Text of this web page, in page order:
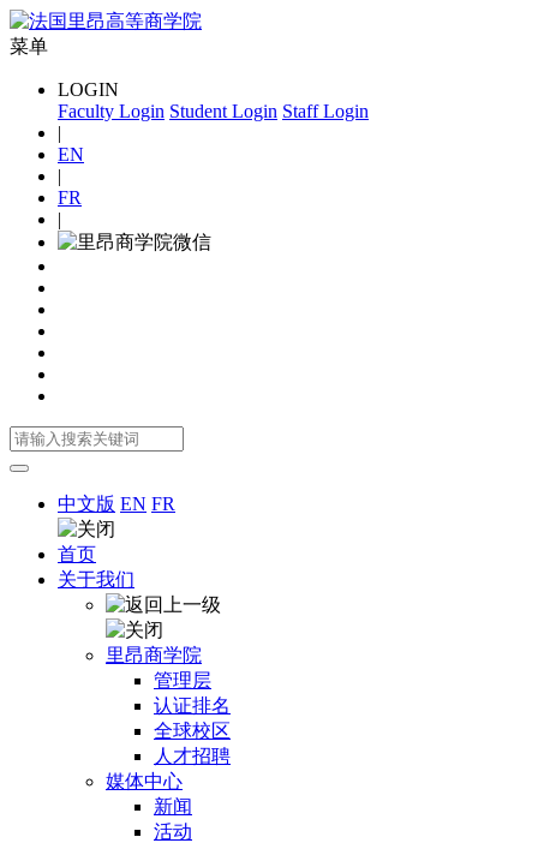
菜单
LOGIN
Faculty Login Student Login Staff Login
|
EN
|
FR
|
中文版 EN FR
首页
关于我们
里昂商学院
管理层
认证排名
全球校区
人才招聘
媒体中心
新闻
活动